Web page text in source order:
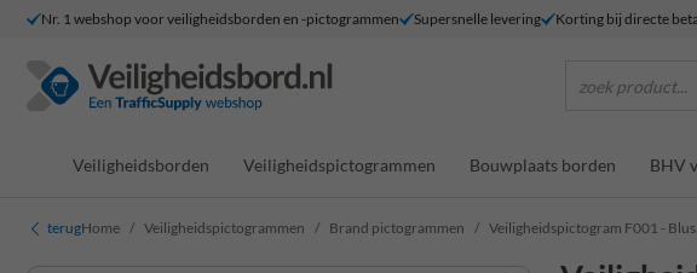
Nr. 1 webshop voor veiligheidsborden en -pictogrammen Supersnelle levering Korting bij directe
zoek product...
Veiligheidsborden Veiligheidspictogrammen Bouwplaats borden BHV
terugHome Veiligheidspictogrammen Brand pictogrammen Veiligheidspictogram F001 -